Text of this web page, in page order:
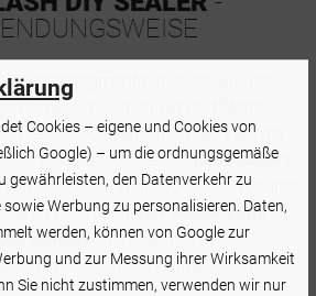
angebracht und
dass sie sich an Ort und Stelle
Sealer dort auftragen, wo sich der
befindet. Der Sealerneutralisiert
die Bindung des Klebers, wodurch
ist.Der Sealer kann
werden- dann schützt er die
und verlängert die Haltbarkeit des
Cookies – eigene und Cookies von
Google) – um die ordnungsgemäße
gewährleisten, den Datenverkehr zu
Werbung zu personalisieren. Daten,
werden, können von Google zur
und zur Messung ihrer Wirksamkeit
Sie nicht zustimmen, verwenden wir nur